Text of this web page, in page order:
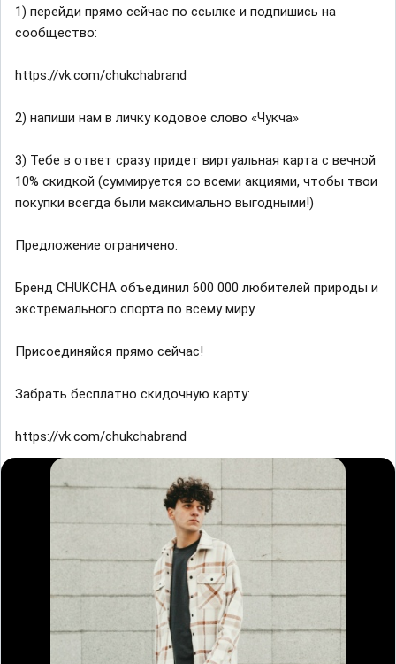
1) перейди прямо сейчас по ссылке и подпишись на
сообщество:
https://vk.com/chukchabrand
2) напиши нам в личку кодовое слово «Чукча»
3) Тебе в ответ сразу придет виртуальная карта с вечной
10% скидкой (суммируется со всеми акциями, чтобы твои
покупки всегда были максимально выгодными!)
Предложение ограничено.
Бренд CHUKCHA объединил 600 000 любителей природы и
экстремального спорта по всему миру.
Присоединяйся прямо сейчас!
Забрать бесплатно скидочную карту:
https://vk.com/chukchabrand